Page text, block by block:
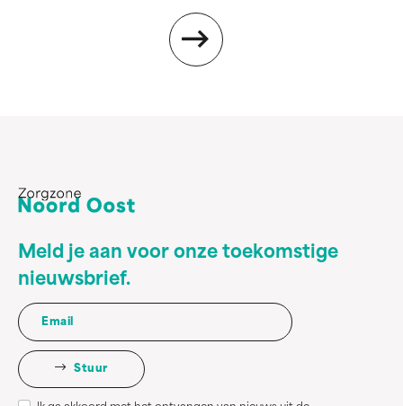
Meld je aan voor onze toekomstige
nieuwsbrief.
Stuur